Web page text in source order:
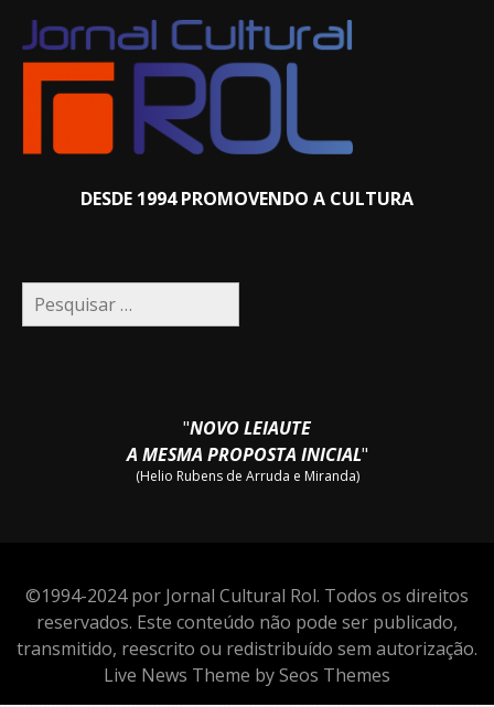
DESDE 1994 PROMOVENDO A CULTURA
Pesquisar
por:
"NOVO LEIAUTE
A MESMA PROPOSTA INICIAL"
(Helio Rubens de Arruda e Miranda)
©1994-2024 por Jornal Cultural Rol. Todos os direitos
reservados. Este conteúdo não pode ser publicado,
transmitido, reescrito ou redistribuído sem autorização.
Live News Theme by Seos Themes